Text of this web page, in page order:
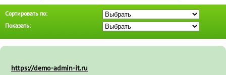
Сортировать по:
Показать:
https://demo-admin-it.ru